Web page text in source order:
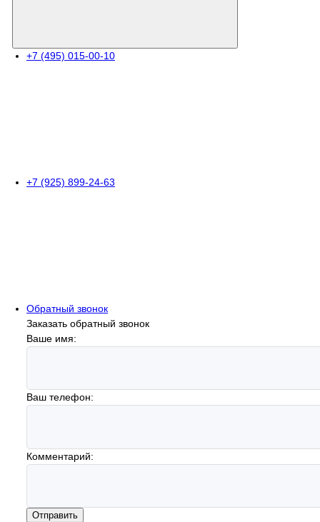
+7 (495) 015-00-10
+7 (925) 899-24-63
Обратный звонок
Заказать обратный звонок
Ваше имя:
Ваш телефон:
Комментарий:
Отправить